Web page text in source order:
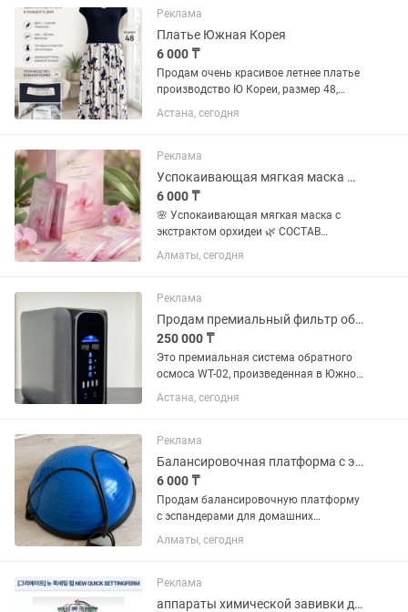
популярным дополнением,...
Реклама
Платье Южная Корея
6 000 ₸
Продам очень красивое летнее платье
производство Ю Кореи, размер 48,
длина по щиколотку.
Астана, сегодня
Реклама
Успокаивающая мягкая маска Маска Mellora
6 000 ₸
🌸 Успокаивающая мягкая маска с
экстрактом орхидеи 🌿 СОСТАВ
Основные компоненты: Вода Глицерин
Пропиленгликоль Экстракт спирулины
гидроксиацетофенон ...
Алматы, сегодня
Реклама
Продам премиальный фильтр обратного осмоса с интеллектуальным управлением
250 000 ₸
Это премиальная система обратного
осмоса WT-02, произведенная в Южной
Корее. Она сочетает в себе высокую
производительность, компактность и
интеллектуальным управлением. 🌟 6...
Астана, сегодня
Реклама
Балансировочная платформа с эспандером для фитнеса
6 000 ₸
Продам балансировочную платформу
с эспандерами для домашних
тренировок. Подходит для упражнений
на баланс, координацию, мышцы кора,
стоя или лёжа. Эспандеры...
Алматы, сегодня
Реклама
аппараты химической завивки для салона красоты